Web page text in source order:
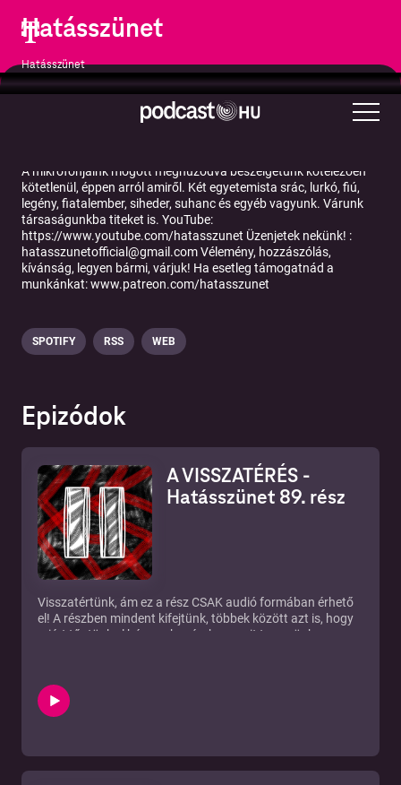
Hatásszünet
Hatásszünet
A mikrofonjaink mögött meghúzódva beszélgetünk kötelezően
kötetlenül, éppen arról amiről. Két egyetemista srác, lurkó, fiú,
legény, fiatalember, siheder, suhanc és egyéb vagyunk. Várunk
társaságunkba titeket is. YouTube:
https://www.youtube.com/hatasszunet Üzenjetek nekünk! :
hatasszunetofficial@gmail.com Vélemény, hozzászólás,
kívánság, legyen bármi, várjuk! Ha esetleg támogatnád a
munkánkat: www.patreon.com/hatasszunet
SPOTIFY RSS WEB
Epizódok
A VISSZATÉRÉS -
Hatásszünet 89. rész
Visszatértünk, ám ez a rész CSAK audió formában érhető
el! A részben mindent kifejtünk, többek között azt is, hogy
miért tűntünk el hónapokra és, hogy mit tervezünk a
►Instagram: https://www.instagram.com/hatasszunet/
►Új rész minden KEDDEN!